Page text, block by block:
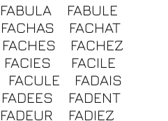
FABULA
FABULE
FACHAS
FACHAT
FACHES
FACHEZ
FACIES
FACILE
FACULE
FADAIS
FADEES
FADENT
FADEUR
FADIEZ